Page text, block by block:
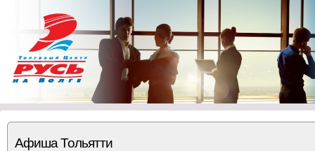
Афиша Тольятти